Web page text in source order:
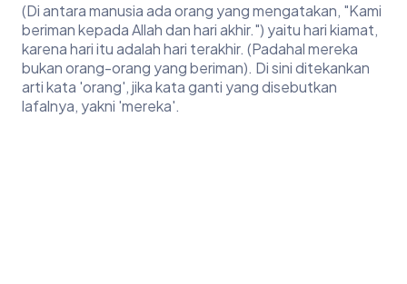
(Di antara manusia ada orang yang mengatakan, "Kami
beriman kepada Allah dan hari akhir.") yaitu hari kiamat,
karena hari itu adalah hari terakhir. (Padahal mereka
bukan orang-orang yang beriman). Di sini ditekankan
arti kata 'orang', jika kata ganti yang disebutkan
lafalnya, yakni 'mereka'.